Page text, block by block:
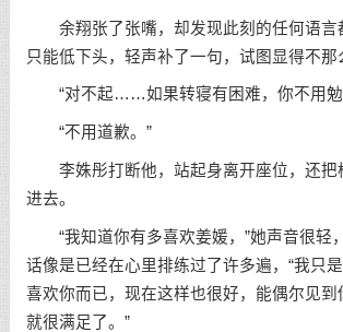
余翔张了张嘴，却发现此刻的任何语言
只能低下头，轻声补了一句，试图显得不那
“对不起……如果转寝有困难，你不用
“不用道歉。”
李姝彤打断他，站起身离开座位，还把
进去。
“我知道你有多喜欢姜媛，”她声音很轻
话像是已经在心里排练过了许多遍，“我只
喜欢你而已，现在这样也很好，能偶尔见到
就很满足了。”